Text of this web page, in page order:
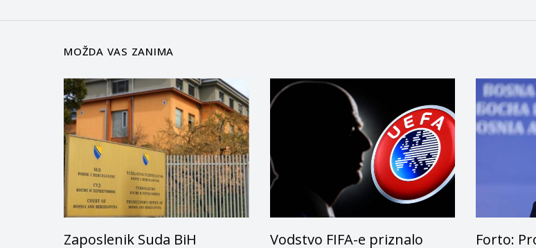
MOŽDA VAS ZANIMA
Zaposlenik Suda BiH
Vodstvo FIFA-e priznalo
Forto: